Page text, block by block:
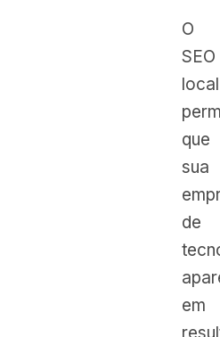
O
SEO
local
que
sua
de
em